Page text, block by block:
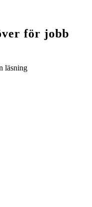
för jobb
läsning